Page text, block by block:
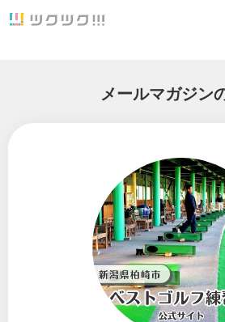
メールマガジン